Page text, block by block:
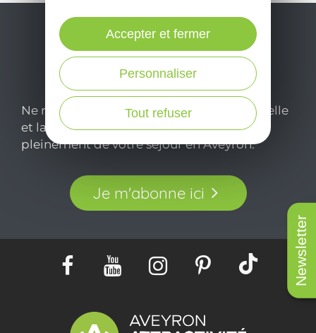
Newsletter
Ne manquez pas notre newsletter mensuelle
et laissez-vous inspirer pour profiter
pleinement de votre séjour en Aveyron.
Je m'abonne ici
Tout refuser
Personnaliser
Accepter et fermer